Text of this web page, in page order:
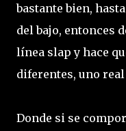
bastante bien,
del bajo, entonces
línea slap y hace
diferentes, uno
Donde si se